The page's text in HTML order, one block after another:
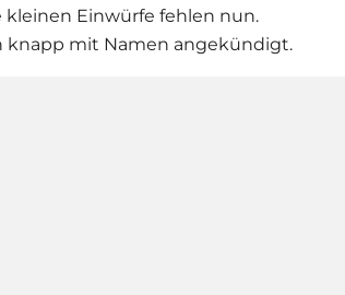
kleinen Einwürfe fehlen nun.
knapp mit Namen angekündigt.